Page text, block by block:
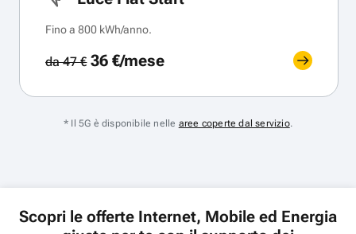
Fino a 800 kWh/anno.
da 47 €36 €/mese
* Il 5G è disponibile nelle aree coperte dal servizio.
Scopri le offerte Internet, Mobile ed Energia